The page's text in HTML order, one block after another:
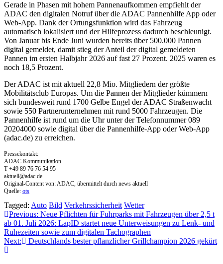
Gerade in Phasen mit hohem Pannenaufkommen empfiehlt der
ADAC den digitalen Notruf über die ADAC Pannenhilfe App oder
Web-App. Dank der Ortungsfunktion wird das Fahrzeug
automatisch lokalisiert und der Hilfeprozess dadurch beschleunigt.
Von Januar bis Ende Juni wurden bereits über 500.000 Pannen
digital gemeldet, damit stieg der Anteil der digital gemeldeten
Pannen im ersten Halbjahr 2026 auf fast 27 Prozent. 2025 waren es
noch 18,5 Prozent.
Der ADAC ist mit aktuell 22,8 Mio. Mitgliedern der größte
Mobilitätsclub Europas. Um die Pannen der Mitglieder kümmern
sich bundesweit rund 1700 Gelbe Engel der ADAC Straßenwacht
sowie 550 Partnerunternehmen mit rund 5000 Fahrzeugen. Die
Pannenhilfe ist rund um die Uhr unter der Telefonnummer 089
20204000 sowie digital über die Pannenhilfe-App oder Web-App
(adac.de) zu erreichen.
Pressekontakt:
ADAC Kommunikation
T +49 89 76 76 54 95
aktuell@adac.de
Original-Content von: ADAC, übermittelt durch news aktuell
Quelle: ots
Tagged: Auto Bild Verkehrssicherheit Wetter
Beitragsnavigation
Previous: Neue Pflichten für Fuhrparks mit Fahrzeugen über 2,5 t
ab 01. Juli 2026: LapID startet neue Unterweisungen zu Lenk- und
Ruhezeiten sowie zum digitalen Tachographen
Next:
Deutschlands bester pflanzlicher Grillchampion 2026 gekürt